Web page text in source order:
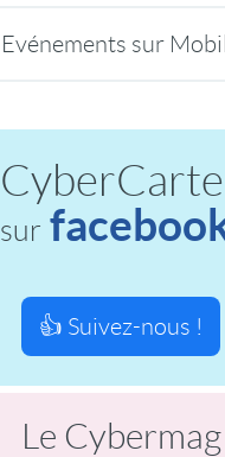
Evénements sur
sur
👍 Suivez-nous !
Le Cybermag